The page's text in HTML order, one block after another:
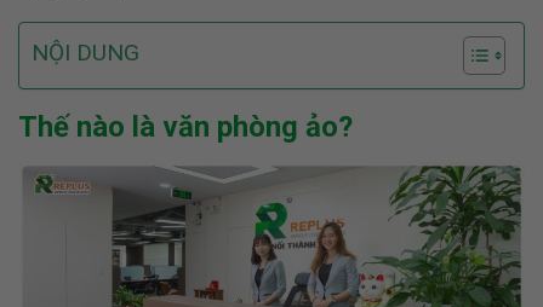
NỘI DUNG
Thế nào là văn phòng ảo?